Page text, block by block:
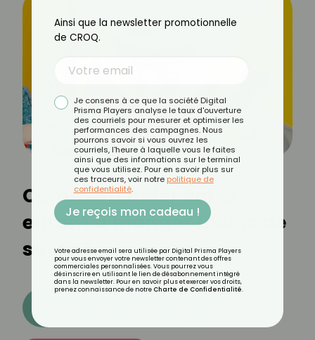
Comment aider votre
enfant à manger moins de
sucre ?
Ainsi que la newsletter promotionnelle
de CROQ.
Je consens à ce que la société Digital
Prisma Players analyse le taux d'ouverture
des courriels pour mesurer et optimiser les
performances des campagnes. Nous
pourrons savoir si vous ouvrez les
courriels, l'heure à laquelle vous le faites
ainsi que des informations sur le terminal
que vous utilisez. Pour en savoir plus sur
ces traceurs, voir notre politique de
confidentialité.
Je reçois mon cadeau !
Votre adresse email sera utilisée par Digital Prisma Players
pour vous envoyer votre newsletter contenant des offres
commerciales personnalisées. Vous pourrez vous
désinscrire en utilisant le lien de désabonnement intégré
dans la newsletter. Pour en savoir plus et exercer vos droits,
prenez connaissance de notre Charte de Confidentialité.